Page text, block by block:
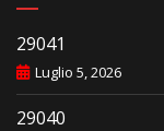
29041
Luglio 5, 2026
29040